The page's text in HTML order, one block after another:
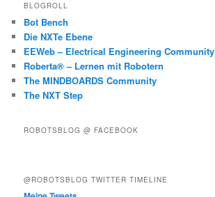
BLOGROLL
Bot Bench
Die NXTe Ebene
EEWeb – Electrical Engineering Community
Roberta® – Lernen mit Robotern
The MINDBOARDS Community
The NXT Step
ROBOTSBLOG @ FACEBOOK
@ROBOTSBLOG TWITTER TIMELINE